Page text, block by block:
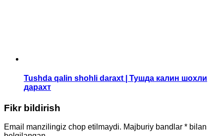
Tushda qalin shohli daraxt | Тушда калин шохли
дарахт
Fikr bildirish
Email manzilingiz chop etilmaydi. Majburiy bandlar * bilan